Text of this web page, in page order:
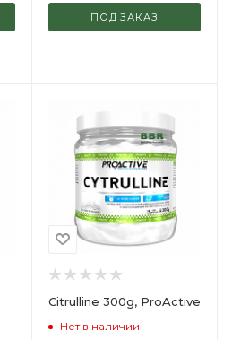
ПОД ЗАКАЗ
Citrulline 300g, ProActive
Нет в наличии